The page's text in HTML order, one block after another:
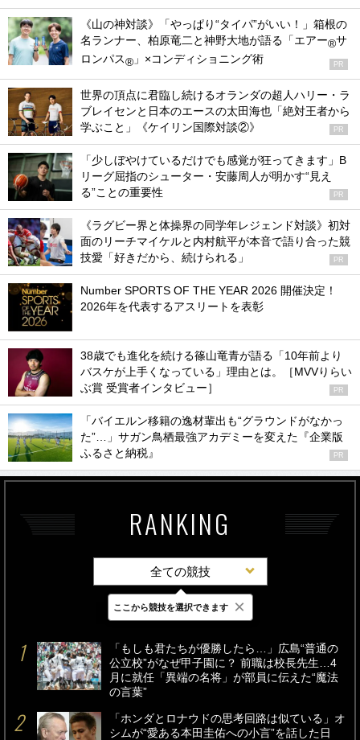
《山の神対談》「やっぱり“タイパ”がいい！」箱根の
名ランナー、柏原竜二と神野大地が語る「エアー®サ
ロンパス® 」×コンディショニング術 PR
世界の頂点に君臨し続けるオランダの超人ハリー・ラ
ブレイセンと日本のエースの太田海也「絶対王者から
学ぶこと」《ケイリン国際対談②》
PR
「少しぼやけているだけでも感覚が狂ってきます」B
リーグ屈指のシューター・安藤周人が明かす“見え
る”ことの重要性
PR
《ラグビー界と体操界の同学年レジェンド対談》初対
面のリーチマイケルと内村航平が本音で語り合った競
技愛「好きだから、続けられる」
PR
Number SPORTS OF THE YEAR 2026 開催決定！
2026年を代表するアスリートを表彰
38歳でも進化を続ける篠山竜青が語る「10年前より
バスケが上手くなっている」理由とは。［MVVりらい
ぶ賞 受賞者インタビュー］
PR
「バイエルン移籍の逸材輩出も“グラウンドがなかっ
た”…」サガン鳥栖最強アカデミーを変えた『企業版
ふるさと納税』
PR
RANKING
全ての競技
最新 24時間 週間
「もしも君たちが優勝したら…」広島“普通の
公立校”がなぜ甲子園に？ 前職は校長先生…4
月に就任「異端の名将」が部員に伝えた“魔法
の言葉”
「ホンダとロナウドの思考回路は似ている」オ
シムが“愛ある本田圭佑への小言”を話した日
ここから競技を選択できます ×